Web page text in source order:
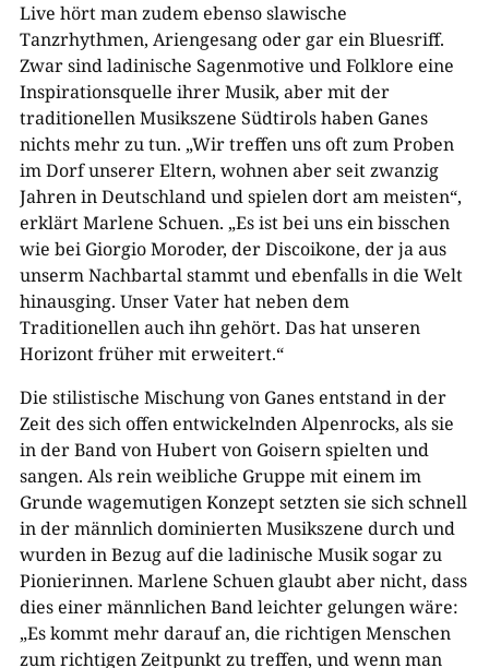
Live hört man zudem ebenso slawische
Tanzrhythmen, Ariengesang oder gar ein Bluesriff.
Zwar sind ladinische Sagenmotive und Folklore eine
Inspirationsquelle ihrer Musik, aber mit der
traditionellen Musikszene Südtirols haben Ganes
nichts mehr zu tun. „Wir treffen uns oft zum Proben
im Dorf unserer Eltern, wohnen aber seit zwanzig
Jahren in Deutschland und spielen dort am meisten“,
erklärt Marlene Schuen. „Es ist bei uns ein bisschen
wie bei Giorgio Moroder, der Discoikone, der ja aus
unserm Nachbartal stammt und ebenfalls in die Welt
hinausging. Unser Vater hat neben dem
Traditionellen auch ihn gehört. Das hat unseren
Horizont früher mit erweitert.“
Die stilistische Mischung von Ganes entstand in der
Zeit des sich offen entwickelnden Alpenrocks, als sie
in der Band von Hubert von Goisern spielten und
sangen. Als rein weibliche Gruppe mit einem im
Grunde wagemutigen Konzept setzten sie sich schnell
in der männlich dominierten Musikszene durch und
wurden in Bezug auf die ladinische Musik sogar zu
Pionierinnen. Marlene Schuen glaubt aber nicht, dass
dies einer männlichen Band leichter gelungen wäre:
„Es kommt mehr darauf an, die richtigen Menschen
zum richtigen Zeitpunkt zu treffen, und wenn man